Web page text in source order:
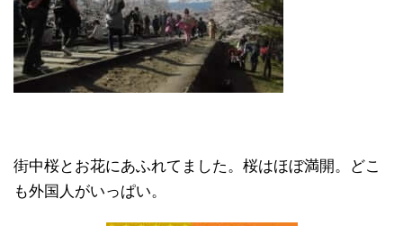
街中桜とお花にあふれてました。桜はほぼ満開。どこ
も外国人がいっぱい。